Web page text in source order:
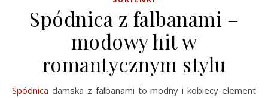
Spódnica z falbanami –
modowy hit w
romantycznym stylu
Spódnica damska z falbanami to modny i kobiecy element